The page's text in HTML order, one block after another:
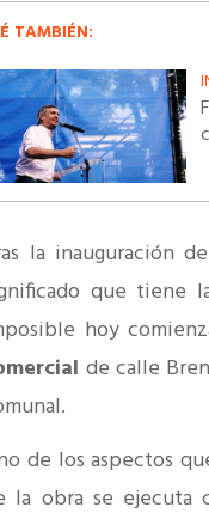
TAMBIÉN:
la inauguración
que tiene
hoy
de calle
de los aspectos
la obra se ejecuta